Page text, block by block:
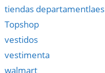
tiendas departamentlaes
Topshop
vestidos
vestimenta
walmart